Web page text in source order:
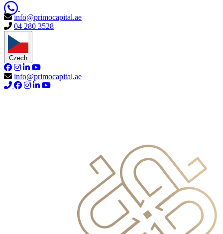
info@primocapital.ae
04 280 3528
Czech
info@primocapital.ae